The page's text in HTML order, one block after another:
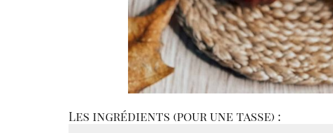
Les ingrédients (pour une tasse) :